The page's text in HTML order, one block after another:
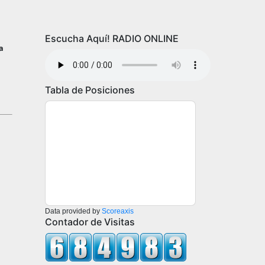
Escucha Aquí! RADIO ONLINE
Tabla de Posiciones
Data provided by Scoreaxis
Contador de Visitas